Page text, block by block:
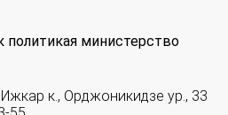
министерство
к., Орджоникидзе ур., 33